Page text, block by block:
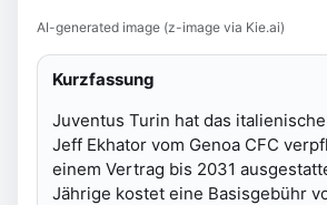
AI-generated image (z-image via Kie.ai)
Kurzfassung
Juventus Turin hat das
Jeff Ekhator vom Genoa CFC
einem Vertrag bis 2031
Jährige kostet eine Basisgebühr